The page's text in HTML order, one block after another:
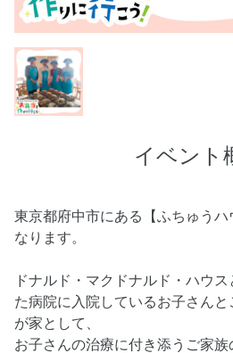
イベント
東京都府中市にある【ふちゅう
なります。
ドナルド・マクドナルド・ハウ
た病院に入院しているお子さん
が家として、
お子さんの治療に付き添うご家族